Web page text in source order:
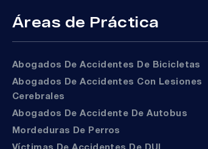
Áreas de Práctica
Abogados De Accidentes De Bicicletas
Abogados De Accidentes Con Lesiones
Cerebrales
Abogados De Accidente De Autobus
Mordeduras De Perros